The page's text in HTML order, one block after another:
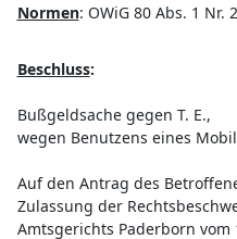
Normen: OWiG 80 Abs. 1 Nr.
Beschluss:
Bußgeldsache gegen T. E.,
wegen Benutzens eines
Auf den Antrag des
Zulassung der
Amtsgerichts Paderborn vom